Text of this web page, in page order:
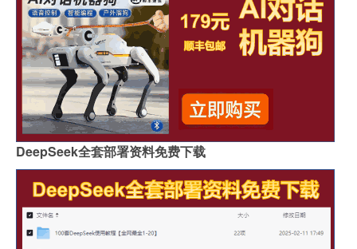
DeepSeek全套部署资料免费下载